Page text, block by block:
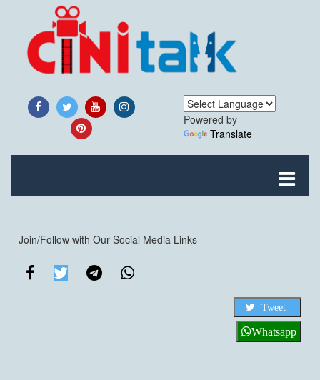
Powered by
Translate
Join/Follow with Our Social Media Links
Tweet
Whatsapp